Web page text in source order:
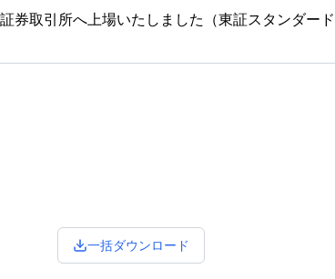
取引所へ上場いたしました（東証スタンダード
一括ダウンロード